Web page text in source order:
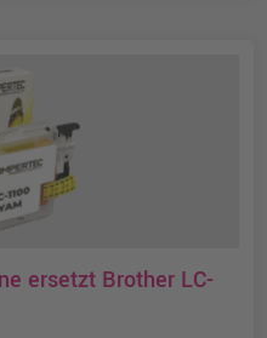
ersetzt Brother LC-